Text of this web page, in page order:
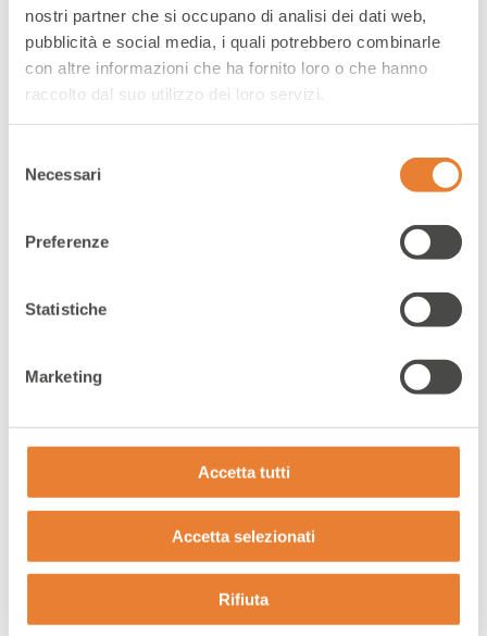
nostri partner che si occupano di analisi dei dati web,
pubblicità e social media, i quali potrebbero combinarle
con altre informazioni che ha fornito loro o che hanno
raccolto dal suo utilizzo dei loro servizi.
delNecessari
Preferenze
Statistiche
Marketing
Accetta tutti
Accetta selezionati
Rifiuta
Ecommerce Italia
2024